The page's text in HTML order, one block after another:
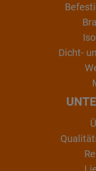
Dicht-